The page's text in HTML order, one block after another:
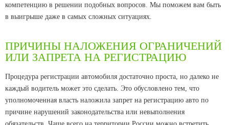
компетенцию в решении подобных вопросов. Мы поможем вам быть
в выигрыше даже в самых сложных ситуациях.
ПРИЧИНЫ НАЛОЖЕНИЯ ОГРАНИЧЕНИЙ
ИЛИ ЗАПРЕТА НА РЕГИСТРАЦИЮ
Процедура регистрации автомобиля достаточно проста, но далеко не
каждый водитель может это сделать. Это обусловлено тем, что
уполномоченная власть наложила запрет на регистрацию авто по
причине нарушений законодательства или невыполнения